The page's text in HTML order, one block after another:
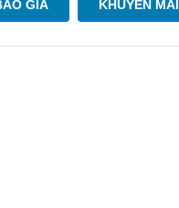
GIÁ KHUYẾN MÃI